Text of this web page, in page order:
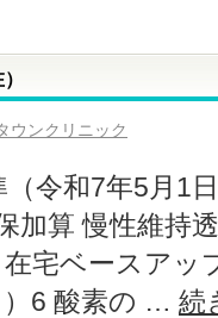
ウンクリニック
（令和7年5月
加算 慢性維持
宅ベースア
6 酸素の … 続